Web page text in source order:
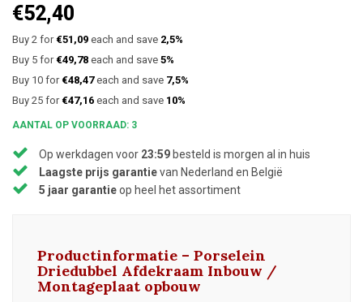
€52,40
Buy 2 for €51,09 each and save 2,5%
Buy 5 for €49,78 each and save 5%
Buy 10 for €48,47each and save 7,5%
Buy 25 for €47,16 each and save 10%
AANTAL OP VOORRAAD: 3
Op werkdagen voor 23:59 besteld is morgen al in huis
Laagste prijs garantievan Nederland en België
5 jaar garantieop heel het assortiment
Productinformatie – Porselein
Driedubbel Afdekraam Inbouw /
Montageplaat opbouw